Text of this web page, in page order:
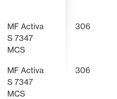
клавиши водят директно към
отделните менюта на
TechTouch 2.
306
306
MF Activa
S 7347
MCS
MF Activa
S 7347
MCS